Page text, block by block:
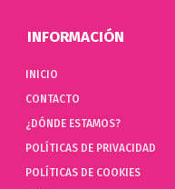
INFORMACIÓN
INICIO
CONTACTO
¿DÓNDE ESTAMOS?
POLÍTICAS DE PRIVACIDAD
POLÍTICAS DE COOKIES